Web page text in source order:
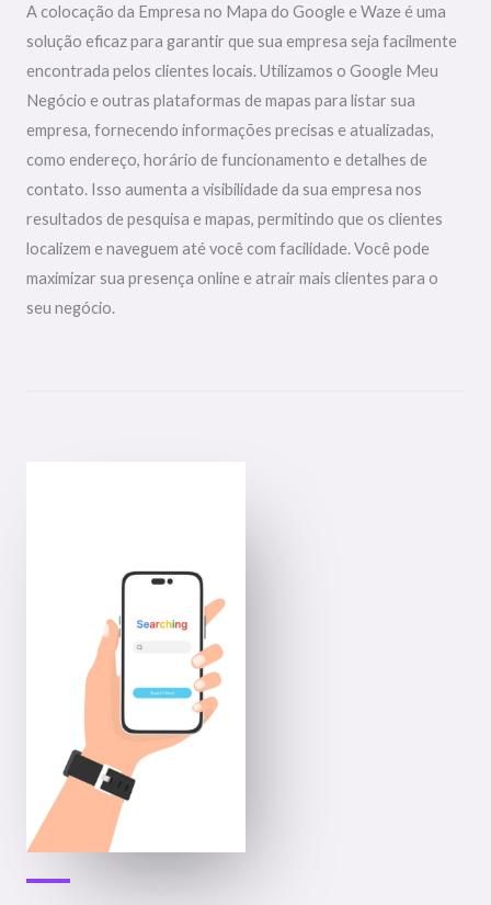
A colocação da Empresa no Mapa do Google e Waze é uma
solução eficaz para garantir que sua empresa seja facilmente
encontrada pelos clientes locais. Utilizamos o Google Meu
Negócio e outras plataformas de mapas para listar sua
empresa, fornecendo informações precisas e atualizadas,
como endereço, horário de funcionamento e detalhes de
contato. Isso aumenta a visibilidade da sua empresa nos
resultados de pesquisa e mapas, permitindo que os clientes
localizem e naveguem até você com facilidade. Você pode
maximizar sua presença online e atrair mais clientes para o
seu negócio.